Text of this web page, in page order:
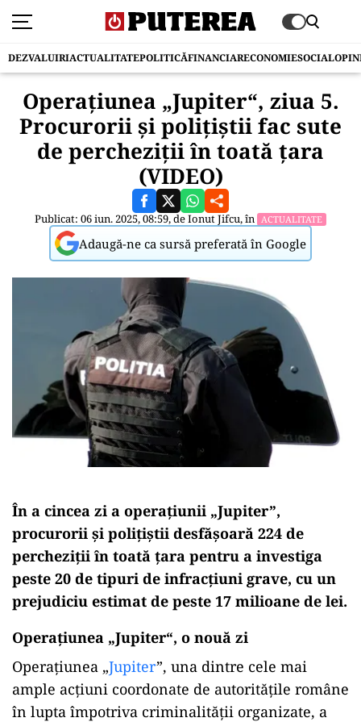
DEZVALUIRIACTUALITATEPOLITICĂFINANCIARECONOMIESOCIAL
Operaţiunea „Jupiter“, ziua 5.
Procurorii şi poliţiştii fac sute
de percheziţii în toată ţara
(VIDEO)
Publicat: 06 iun. 2025, 08:59, deIonut Jifcu, în ACTUALITATE
Adaugă-ne ca sursă preferată în Google
În a cincea zi a operaţiunii „Jupiter”,
procurorii şi poliţiştii desfăşoară 224 de
percheziţii în toată ţara pentru a investiga
peste 20 de tipuri de infracţiuni grave, cu un
prejudiciu estimat de peste 17 milioane de lei.
Operaţiunea „Jupiter“, o nouă zi
Operaţiunea „Jupiter”, una dintre cele mai
ample acţiuni coordonate de autorităţile române
în lupta împotriva criminalităţii organizate, a